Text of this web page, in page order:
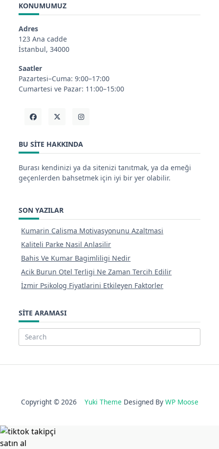
KONUMUMUZ
Adres
123 Ana cadde
İstanbul, 34000
Saatler
Pazartesi–Cuma: 9:00–17:00
Cumartesi ve Pazar: 11:00–15:00
BU SITE HAKKINDA
Burası kendinizi ya da sitenizi tanıtmak, ya da emeği
geçenlerden bahsetmek için iyi bir yer olabilir.
SON YAZILAR
Kumarin Calisma Motivasyonunu Azaltmasi
Kaliteli Parke Nasil Anlasilir
Bahis Ve Kumar Bagimliligi Nedir
Acik Burun Otel Terligi Ne Zaman Tercih Edilir
İzmir Psikolog Fiyatlarini Etkileyen Faktorler
SITE ARAMASI
Search
Copyright © 2026 Yuki Theme Designed By WP Moose